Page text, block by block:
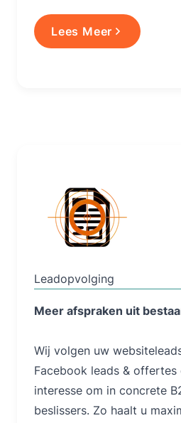
Lees Meer
Leadopvolging
Meer afspraken uit
Wij volgen uw
Facebook leads &
interesse om in concrete
beslissers. Zo haalt u